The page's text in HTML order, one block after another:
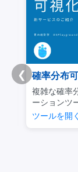
❮ 確率分布
複雑な確率
ーションツ
ツールを開く